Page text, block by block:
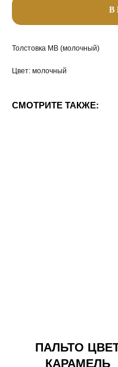
В
Толстовка МВ (молочный)
Цвет: молочный
СМОТРИТЕ ТАКЖЕ:
ПАЛЬТО
КАРАМЕЛЬ